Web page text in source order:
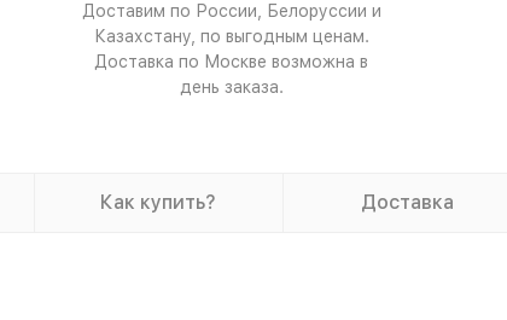
Доставим по России, Белоруссии и
Казахстану, по выгодным ценам.
Доставка по Москве возможна в
день заказа.
Как купить? Доставка